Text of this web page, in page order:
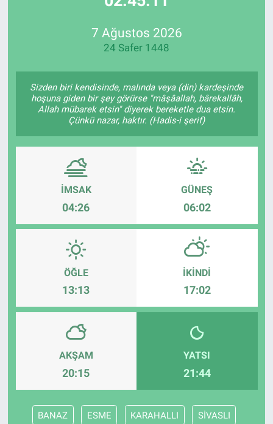
7 Ağustos 2026
24 Safer 1448
Sizden biri kendisinde, malında veya (din) kardeşinde
hoşuna giden bir şey görürse "mâşâallah, bârekallâh,
Allah mübarek etsin" diyerek bereketle dua etsin.
Çünkü nazar, haktır. (Hadis-i şerif)
İMSAK
04:26
GÜNEŞ
06:02
ÖĞLE
13:13
İKINDI
17:02
AKŞAM
20:15
YATSI
21:44
BANAZ ESME KARAHALLI SİVASLI